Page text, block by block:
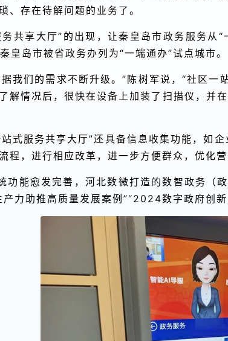
、存在待解问题的业务了。
共享大厅”的出现，让秦皇岛市政务服务从
皇岛市被省政务办列为“一端通办”试点城市。
我们的需求不断升级。”陈树军说，“社区
解情况后，很快在设备上加装了扫描仪，并
式服务共享大厅”还具备信息收集功能，如
程，进行相应改革，进一步方便群众，优化营
功能愈发完善，河北数微打造的数智政务（
产力助推高质量发展案例”“2024数字政府创